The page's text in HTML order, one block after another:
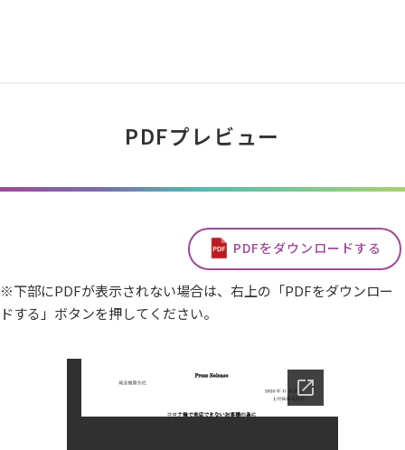
PDFプレビュー
PDFをダウンロードする
※下部にPDFが表示されない場合は、右上の「PDFをダウンロー
ドする」ボタンを押してください。